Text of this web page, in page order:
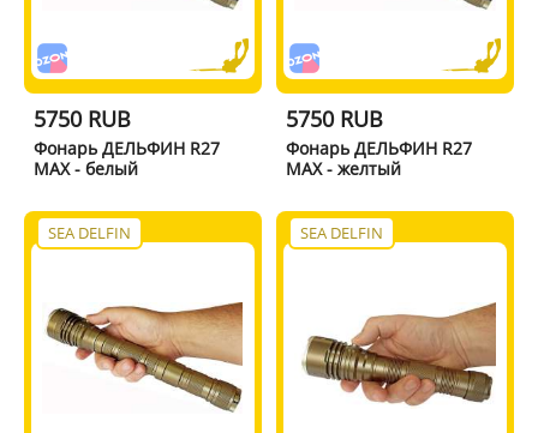
5750 RUB
Фонарь ДЕЛЬФИН R27
MAX - белый
5750 RUB
Фонарь ДЕЛЬФИН R27
MAX - желтый
SEA DELFIN SEA DELFIN